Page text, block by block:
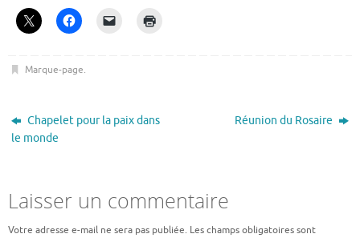
Marque-page.
Chapelet pour la paix dans
le monde
Réunion du Rosaire
Laisser un commentaire
Votre adresse e-mail ne sera pas publiée. Les champs obligatoires sont